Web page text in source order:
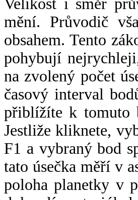
Velikost i směr
mění. Průvodič
obsahem. Tento
pohybují
na zvolený počet
časový interval
přiblížíte k tomuto
Jestliže kliknete,
F1 a vybraný bod
tato úsečka měří v
poloha planetky v